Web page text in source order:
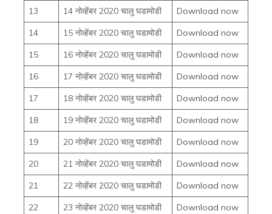
13
14 नोव्हेंबर 2020 चालु घडामोडी
Download now
14
15 नोव्हेंबर 2020 चालु घडामोडी
Download now
15
16 नोव्हेंबर 2020 चालु घडामोडी
Download now
16
17 नोव्हेंबर 2020 चालु घडामोडी
Download now
17
18 नोव्हेंबर 2020 चालु घडामोडी
Download now
18
19 नोव्हेंबर 2020 चालु घडामोडी
Download now
19
20 नोव्हेंबर 2020 चालु घडामोडी
Download now
20
21 नोव्हेंबर 2020 चालु घडामोडी
Download now
21
22 नोव्हेंबर 2020 चालु घडामोडी
Download now
22
23 नोव्हेंबर 2020 चालु घडामोडी
Download now